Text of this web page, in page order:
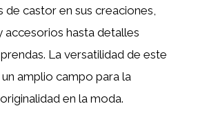
de castor en sus creaciones,
accesorios hasta detalles
La versatilidad de este
amplio campo para la
en la moda.